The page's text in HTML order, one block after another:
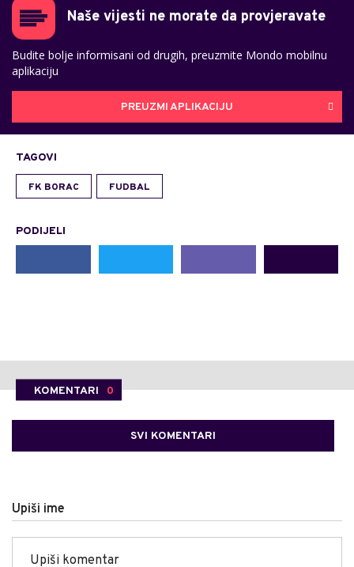
Naše vijesti ne morate da provjeravate
Budite bolje informisani od drugih, preuzmite Mondo mobilnu
aplikaciju
PREUZMI APLIKACIJU
TAGOVI
FK BORAC FUDBAL
PODIJELI
KOMENTARI 0
SVI KOMENTARI
Upiši ime